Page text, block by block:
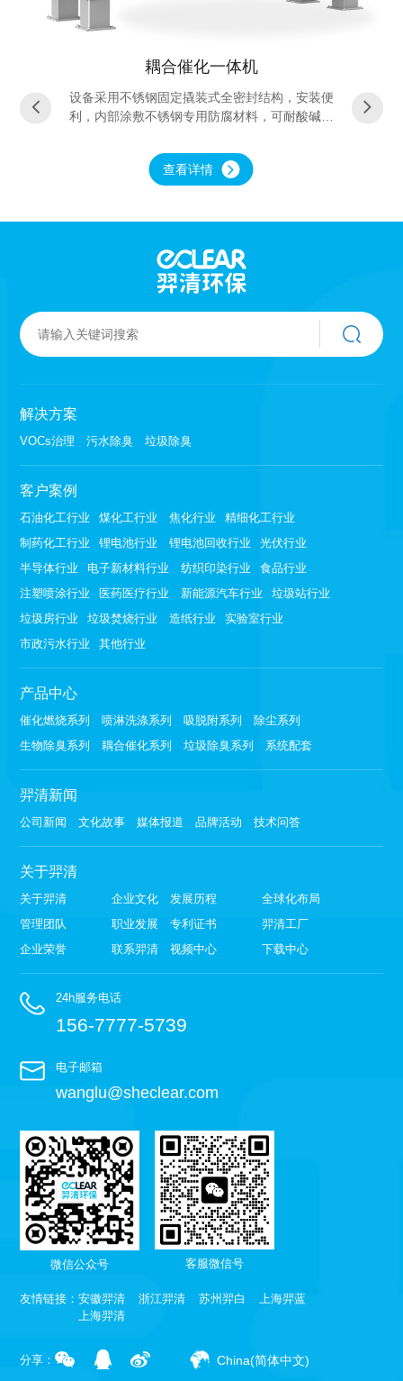
耦合催化一体机
设备采用不锈钢固定撬装式全密封结构，安装便
利，内部涂敷不锈钢专用防腐材料，可耐酸碱废
应装置、阵列抽屉式模块组成。贵金属耦合催化
网激发产生的高能粒子场，通过紫外波段照射到
小分子及部分活性自由基等。
查看详情
解决方案
VOCs治理 污水除臭 垃圾除臭
客户案例
石油化工行业 煤化工行业 焦化行业
精细化工行业
制药化工行业
锂电池行业 锂电池回收行业
光伏行业
半导体行业
电子新材料行业 纺织印染行业
食品行业
注塑喷涂行业
医药医疗行业 新能源汽车行业
垃圾站行业
垃圾房行业
垃圾焚烧行业 造纸行业
实验室行业
市政污水行业
其他行业
产品中心
催化燃烧系列 喷淋洗涤系列 吸脱附系列
除尘系列
生物除臭系列
耦合催化系列 垃圾除臭系列 系统配套
羿清新闻
公司新闻 文化故事 媒体报道 品牌活动 技术问答
关于羿清
关于羿清 企业文化 发展历程
全球化布局
管理团队
职业发展 专利证书
羿清工厂
企业荣誉
联系羿清 视频中心 下载中心
24h服务电话
156-7777-5739
电子邮箱
wanglu@sheclear.com
微信公众号 客服微信号
友情链接：安徽羿清 浙江羿清 苏州羿白
上海羿蓝
上海羿清
分享： China(简体中文)